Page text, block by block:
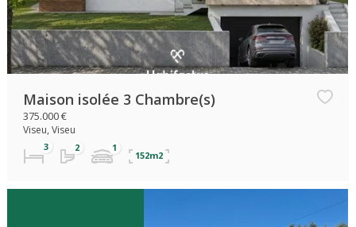
Maison isolée 3 Chambre(s)
375.000 €
Viseu, Viseu
152m2